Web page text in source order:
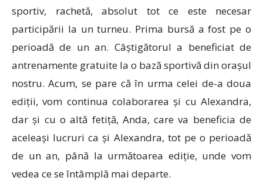
sportiv, rachetă, absolut tot ce este necesar
participării la un turneu. Prima bursă a fost pe o
perioadă de un an. Câștigătorul a beneficiat de
antrenamente gratuite la o bază sportivă din orașul
nostru. Acum, se pare că în urma celei de-a doua
ediții, vom continua colaborarea și cu Alexandra,
dar și cu o altă fetiță, Anda, care va beneficia de
aceleași lucruri ca și Alexandra, tot pe o perioadă
de un an, până la următoarea ediție, unde vom
vedea ce se întâmplă mai departe.